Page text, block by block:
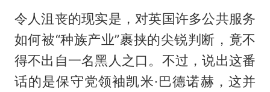
令人沮丧的现实是，对英国许多公共服务
如何被“种族产业”裹挟的尖锐判断，竟不
得不出自一名黑人之口。不过，说出这番
话的是保守党领袖凯米·巴德诺赫，这并